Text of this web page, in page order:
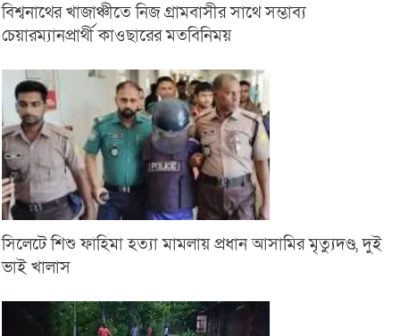
বিশ্বনাথের খাজাঞ্চীতে নিজ গ্রামবাসীর সাথে সম্ভাব্য
চেয়ারম্যানপ্রার্থী কাওছারের মতবিনিময়
সিলেটে শিশু ফাহিমা হত্যা মামলায় প্রধান আসামির মৃত্যুদণ্ড, দুই
ভাই খালাস